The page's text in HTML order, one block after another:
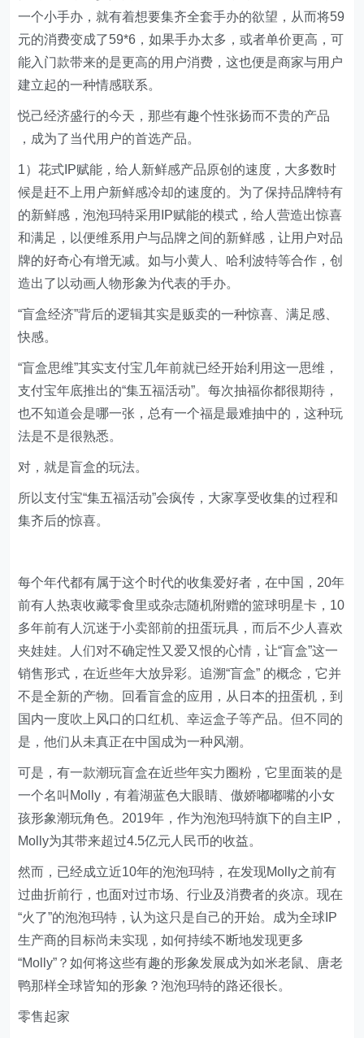
一个小手办，就有着想要集齐全套手办的欲望，从而将59
元的消费变成了59*6，如果手办太多，或者单价更高，可
能入门款带来的是更高的用户消费，这也便是商家与用户
建立起的一种情感联系。
悦己经济盛行的今天，那些有趣个性张扬而不贵的产品
，成为了当代用户的首选产品。
1）花式IP赋能，给人新鲜感产品原创的速度，大多数时
候是赶不上用户新鲜感冷却的速度的。为了保持品牌特有
的新鲜感，泡泡玛特采用IP赋能的模式，给人营造出惊喜
和满足，以便维系用户与品牌之间的新鲜感，让用户对品
牌的好奇心有增无减。如与小黄人、哈利波特等合作，创
造出了以动画人物形象为代表的手办。
“盲盒经济”背后的逻辑其实是贩卖的一种惊喜、满足感、
快感。
“盲盒思维”其实支付宝几年前就已经开始利用这一思维，
支付宝年底推出的“集五福活动”。每次抽福你都很期待，
也不知道会是哪一张，总有一个福是最难抽中的，这种玩
法是不是很熟悉。
对，就是盲盒的玩法。
所以支付宝“集五福活动”会疯传，大家享受收集的过程和
集齐后的惊喜。
每个年代都有属于这个时代的收集爱好者，在中国，20年
前有人热衷收藏零食里或杂志随机附赠的篮球明星卡，10
多年前有人沉迷于小卖部前的扭蛋玩具，而后不少人喜欢
夹娃娃。人们对不确定性又爱又恨的心情，让“盲盒”这一
销售形式，在近些年大放异彩。追溯“盲盒” 的概念，它并
不是全新的产物。回看盲盒的应用，从日本的扭蛋机，到
国内一度吹上风口的口红机、幸运盒子等产品。但不同的
是，他们从未真正在中国成为一种风潮。
可是，有一款潮玩盲盒在近些年实力圈粉，它里面装的是
一个名叫Molly，有着湖蓝色大眼睛、傲娇嘟嘟嘴的小女
孩形象潮玩角色。2019年，作为泡泡玛特旗下的自主IP，
Molly为其带来超过4.5亿元人民币的收益。
然而，已经成立近10年的泡泡玛特，在发现Molly之前有
过曲折前行，也面对过市场、行业及消费者的炎凉。现在
“火了”的泡泡玛特，认为这只是自己的开始。成为全球IP
生产商的目标尚未实现，如何持续不断地发现更多
“Molly”？如何将这些有趣的形象发展成为如米老鼠、唐老
鸭那样全球皆知的形象？泡泡玛特的路还很长。
零售起家